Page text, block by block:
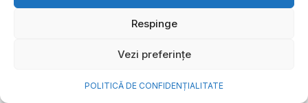
Respinge
Vezi preferințe
POLITICĂ DE CONFIDENȚIALITATE
frumoase amintiri ale verii într-
o bijuterie Pandora pe care o